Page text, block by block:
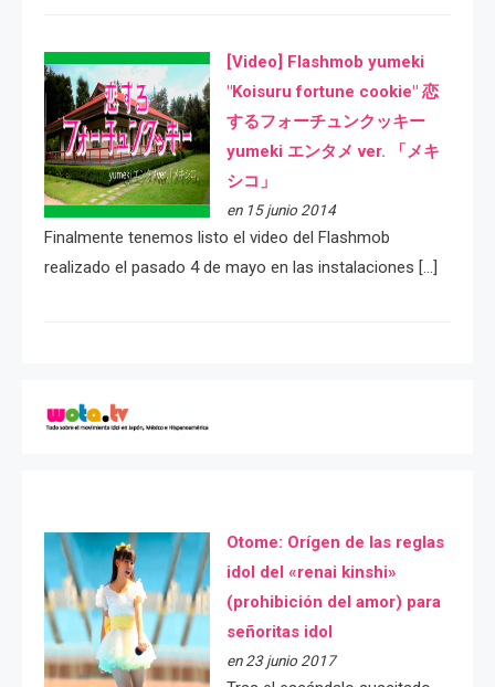
[Video] Flashmob yumeki
"Koisuru fortune cookie" 恋
するフォーチュンクッキー
yumeki エンタメ ver. 「メキ
シコ」
en 15 junio 2014
Finalmente tenemos listo el video del Flashmob
realizado el pasado 4 de mayo en las instalaciones […]
Otome: Orígen de las reglas
idol del «renai kinshi»
(prohibición del amor) para
señoritas idol
en 23 junio 2017